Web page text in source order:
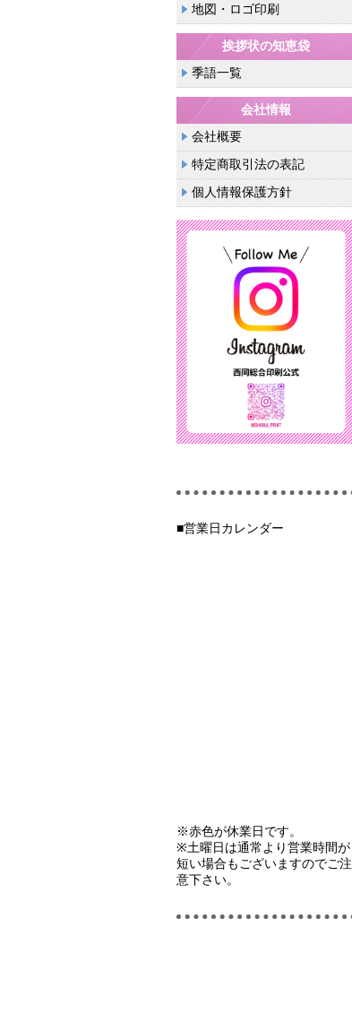
地図・ロゴ印刷
挨拶状の知恵袋
季語一覧
会社情報
会社概要
特定商取引法の表記
個人情報保護方針
■営業日カレンダー
※赤色が休業日です。
※土曜日は通常より営業時間が
短い場合もございますのでご注
意下さい。